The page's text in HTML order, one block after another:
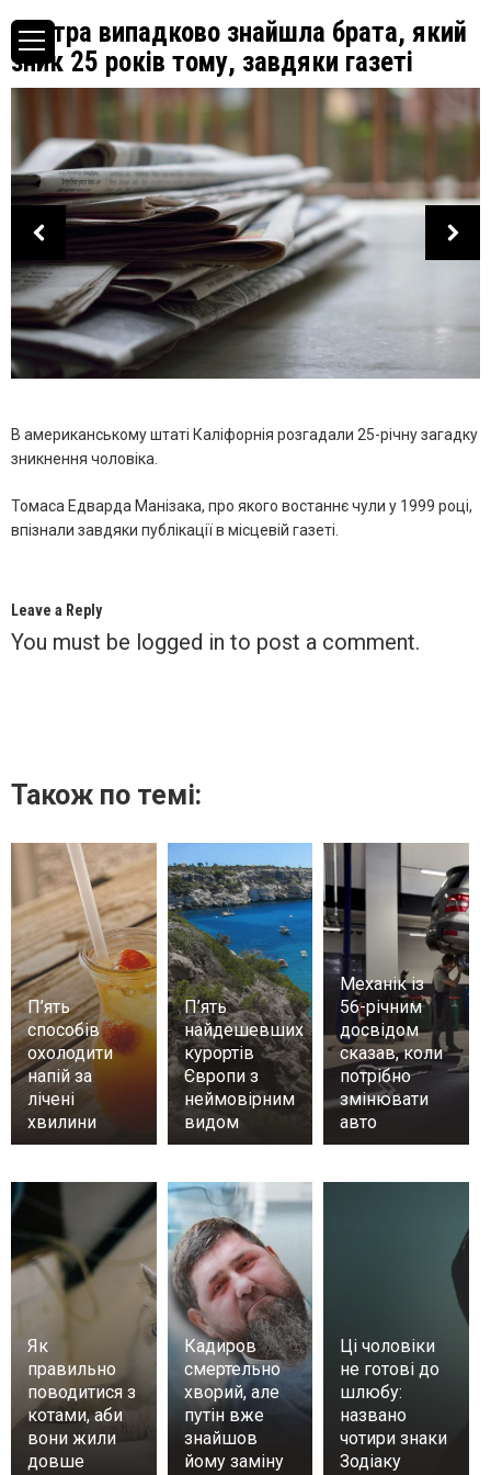
Сестра випадково знайшла брата, який
зник 25 років тому, завдяки газеті
В американському штаті Каліфорнія розгадали 25-річну загадку
зникнення чоловіка.
Томаса Едварда Манізака, про якого востаннє чули у 1999 році,
впізнали завдяки публікації в місцевій газеті.
Leave a Reply
You must be logged in to post a comment.
Також по темі:
П’ять
способів
охолодити
напій за
лічені
хвилини
П’ять
найдешевших
курортів
Європи з
неймовірним
видом
Механік із
56-річним
досвідом
сказав, коли
потрібно
змінювати
авто
Як
правильно
поводитися з
котами, аби
вони жили
довше
Кадиров
смертельно
хворий, але
путін вже
знайшов
йому заміну
Ці чоловіки
не готові до
шлюбу:
названо
чотири знаки
Зодіаку